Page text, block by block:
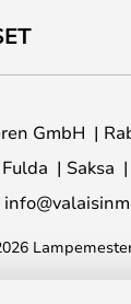
GmbH
Saksa